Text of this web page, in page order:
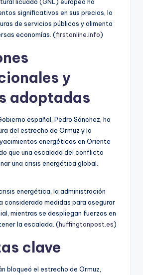
significativos en sus precios, lo
de servicios públicos y alimenta
economías. (firstonline.info)
y
adoptadas
español, Pedro Sánchez, ha
del estrecho de Ormuz y la
energéticos en Oriente
que una escalada del conflicto
una crisis energética global.
energética, la administración
considerado medidas para asegurar
mientras se despliegan fuerzas en
la escalada. (huffingtonpost.es)
clave
bloqueó el estrecho de Ormuz,